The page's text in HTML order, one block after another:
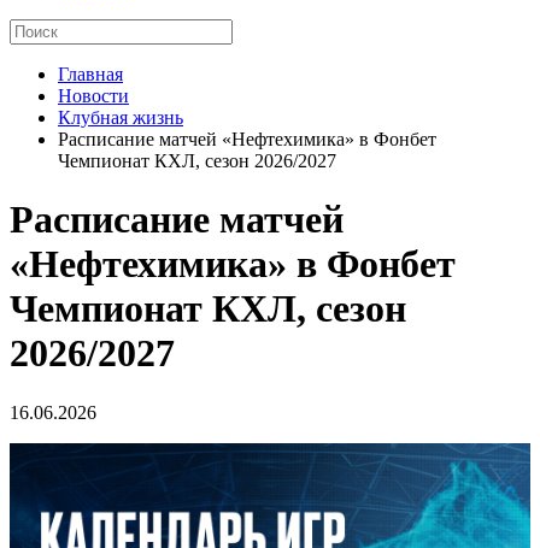
Главная
Новости
Клубная жизнь
Расписание матчей «Нефтехимика» в Фонбет
Чемпионат КХЛ, сезон 2026/2027
Расписание матчей
«Нефтехимика» в Фонбет
Чемпионат КХЛ, сезон
2026/2027
16.06.2026